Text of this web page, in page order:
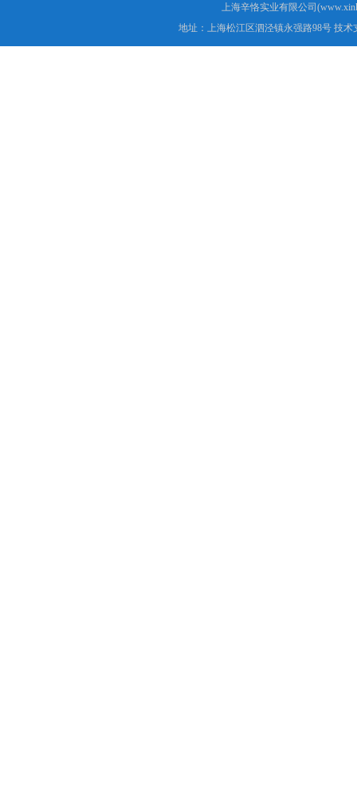
上海辛恪实业有限公司
地址：上海松江区泗泾镇永强路98号 技术